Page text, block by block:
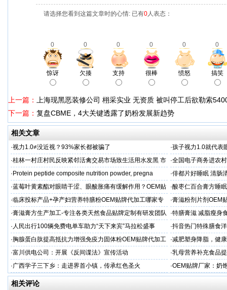
请选择您看到这篇文章时的心情: 已有0人表态：
0 0 0 0 0 0
惊讶 欠揍 支持 很棒 愤怒 搞笑
上一篇：
上海现黑恶装修公司 栩采实业 无资质 被叫停工后欲勒索
下一篇： 复盘CBME，4大关键透露了奶粉发展新趋势
相关文章
·视力1.0≠没近视？93%家长都被骗了 ·孩子视力1.0就代表
·桂林一村庄村民反映紧邻活禽交易市场致生活用水发黑 市
场称属“造谣”，联合调查组介入调查
·全国电子商务进农
利开班
· Protein peptide composite nutrition powder, pregna ·俳都片好睡眠 清肠
·蓝莓叶黄素酯对眼睛干涩、眼酸胀痛有缓解作用？OEM贴
牌代工
·酸枣仁百合膏方睡
厂
·临床投标产品+孕产妇营养特膳粉OEM贴牌代加工哪家专
业
·膏滋粉剂片剂OEM
·膏滋膏方生产加工-专注各类天然食品贴牌定制有研发团队
厂家
·特膳膏滋 减脂瘦身
务商
· 人民出行100辆免费电单车助力“天下来宾”马拉松盛事 ·抖音热门特殊膳食
牌加工
· 胸腺蛋白肽提高抵抗力增强免疫力固体粉OEM贴牌代加工
服务商
·减肥塑身降脂，健
服务商
·富川供电公司：开展《反间谍法》宣传活动 ·乳母营养补充食品
工
·广西学子三下乡：走进界首小镇，传承红色圣火 ·OEM贴牌厂家：奶
一步！
相关评论